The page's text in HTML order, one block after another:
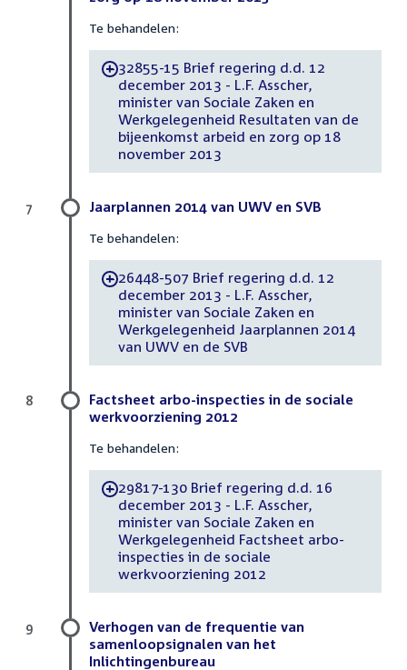
Te behandelen:
-32855-15 Brief regering d.d. 12
december 2013 - L.F. Asscher,
minister van Sociale Zaken en
Werkgelegenheid Resultaten van de
bijeenkomst arbeid en zorg op 18
november 2013
Jaarplannen 2014 van UWV en SVB
Te behandelen:
-26448-507 Brief regering d.d. 12
december 2013 - L.F. Asscher,
minister van Sociale Zaken en
Werkgelegenheid Jaarplannen 2014
van UWV en de SVB
7
Factsheet arbo-inspecties in de sociale
werkvoorziening 2012
Te behandelen:
-29817-130 Brief regering d.d. 16
december 2013 - L.F. Asscher,
minister van Sociale Zaken en
Werkgelegenheid Factsheet arbo-
inspecties in de sociale
werkvoorziening 2012
8
Verhogen van de frequentie van
samenloopsignalen van het
Inlichtingenbureau
9